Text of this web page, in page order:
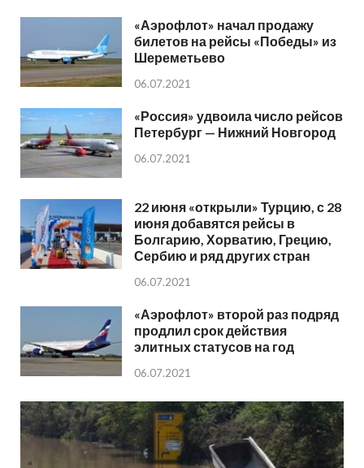
«Аэрофлот» начал продажу
билетов на рейсы «Победы» из
Шереметьево
06.07.2021
«Россия» удвоила число рейсов
Петербург — Нижний Новгород
06.07.2021
22 июня «открыли» Турцию, с 28
июня добавятся рейсы в
Болгарию, Хорватию, Грецию,
Сербию и ряд других стран
06.07.2021
«Аэрофлот» второй раз подряд
продлил срок действия
элитных статусов на год
06.07.2021